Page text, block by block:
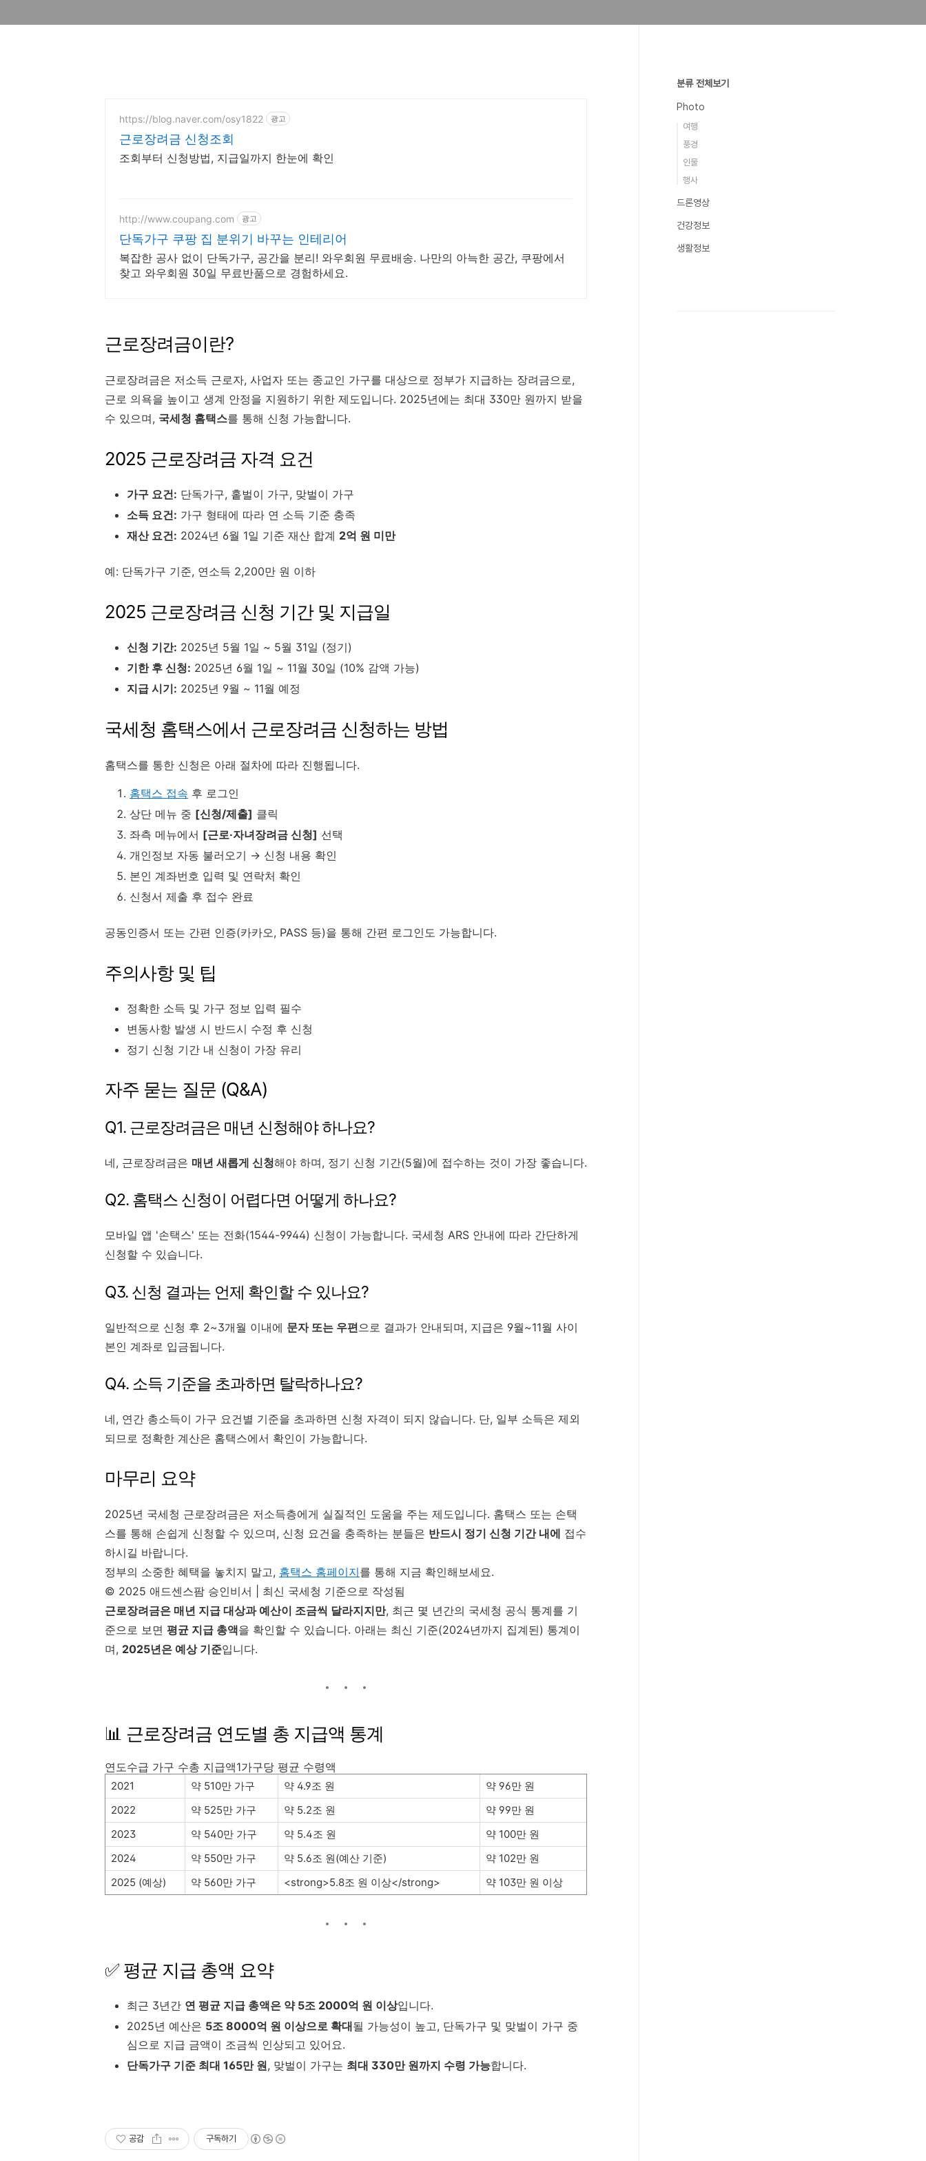
https://blog.naver.com/osy1822 광고
근로장려금 신청조회
조회부터 신청방법, 지급일까지 한눈에 확인
http://www.coupang.com 광고
단독가구 쿠팡 집 분위기 바꾸는 인테리어
복잡한 공사 없이 단독가구, 공간을 분리! 와우회원 무료배송. 나만의 아늑한 공간, 쿠팡에서
찾고 와우회원 30일 무료반품으로 경험하세요.
근로장려금이란?
근로장려금은 저소득 근로자, 사업자 또는 종교인 가구를 대상으로 정부가 지급하는 장려금으로,
근로 의욕을 높이고 생계 안정을 지원하기 위한 제도입니다. 2025년에는 최대 330만 원까지 받을
수 있으며, 국세청 홈택스를 통해 신청 가능합니다.
2025 근로장려금 자격 요건
가구 요건: 단독가구, 홑벌이 가구, 맞벌이 가구
소득 요건: 가구 형태에 따라 연 소득 기준 충족
재산 요건: 2024년 6월 1일 기준 재산 합계 2억 원 미만
예: 단독가구 기준, 연소득 2,200만 원 이하
2025 근로장려금 신청 기간 및 지급일
신청 기간: 2025년 5월 1일 ~ 5월 31일 (정기)
기한 후 신청: 2025년 6월 1일 ~ 11월 30일 (10% 감액 가능)
지급 시기: 2025년 9월 ~ 11월 예정
국세청 홈택스에서 근로장려금 신청하는 방법
홈택스를 통한 신청은 아래 절차에 따라 진행됩니다.
홈택스 접속 후 로그인
상단 메뉴 중 [신청/제출] 클릭
좌측 메뉴에서 [근로·자녀장려금 신청] 선택
개인정보 자동 불러오기 → 신청 내용 확인
본인 계좌번호 입력 및 연락처 확인
신청서 제출 후 접수 완료
공동인증서 또는 간편 인증(카카오, PASS 등)을 통해 간편 로그인도 가능합니다.
주의사항 및 팁
정확한 소득 및 가구 정보 입력 필수
변동사항 발생 시 반드시 수정 후 신청
정기 신청 기간 내 신청이 가장 유리
자주 묻는 질문 (Q&A)
Q1. 근로장려금은 매년 신청해야 하나요?
네, 근로장려금은 매년 새롭게 신청해야 하며, 정기 신청 기간(5월)에 접수하는 것이 가장 좋습니다.
Q2. 홈택스 신청이 어렵다면 어떻게 하나요?
모바일 앱 '손택스' 또는 전화(1544-9944) 신청이 가능합니다. 국세청 ARS 안내에 따라 간단하게
신청할 수 있습니다.
Q3. 신청 결과는 언제 확인할 수 있나요?
일반적으로 신청 후 2~3개월 이내에 문자 또는 우편으로 결과가 안내되며, 지급은 9월~11월 사이
본인 계좌로 입금됩니다.
Q4. 소득 기준을 초과하면 탈락하나요?
네, 연간 총소득이 가구 요건별 기준을 초과하면 신청 자격이 되지 않습니다. 단, 일부 소득은 제외
되므로 정확한 계산은 홈택스에서 확인이 가능합니다.
마무리 요약
2025년 국세청 근로장려금은 저소득층에게 실질적인 도움을 주는 제도입니다. 홈택스 또는 손택
스를 통해 손쉽게 신청할 수 있으며, 신청 요건을 충족하는 분들은 반드시 정기 신청 기간 내에 접수
하시길 바랍니다.
정부의 소중한 혜택을 놓치지 말고, 홈택스 홈페이지를 통해 지금 확인해보세요.
© 2025 애드센스팜 승인비서 | 최신 국세청 기준으로 작성됨
근로장려금은 매년 지급 대상과 예산이 조금씩 달라지지만, 최근 몇 년간의 국세청 공식 통계를 기
준으로 보면 평균 지급 총액을 확인할 수 있습니다. 아래는 최신 기준(2024년까지 집계된) 통계이
며, 2025년은 예상 기준입니다.
📊 근로장려금 연도별 총 지급액 통계
연도수급 가구 수총 지급액1가구당 평균 수령액
2021 약 510만 가구 약 4.9조 원
약 96만 원
2022
약 525만 가구 약 5.2조 원
약 99만 원
2023
약 540만 가구 약 5.4조 원
약 100만 원
2024
약 550만 가구 약 5.6조 원(예산 기준)
약 102만 원
2025 (예상)
약 560만 가구 <strong>5.8조 원 이상</strong> 약 103만 원 이상
✅ 평균 지급 총액 요약
최근 3년간 연 평균 지급 총액은 약 5조 2000억 원 이상입니다.
2025년 예산은 5조 8000억 원 이상으로 확대될 가능성이 높고, 단독가구 및 맞벌이 가구 중
심으로 지급 금액이 조금씩 인상되고 있어요.
단독가구 기준 최대 165만 원, 맞벌이 가구는 최대 330만 원까지 수령 가능합니다.
공감 구독하기
분류 전체보기
Photo
여행
풍경
인물
행사
드론영상
건강정보
생활정보